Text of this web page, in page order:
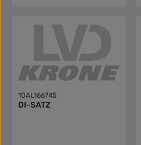
10AL166745
DI-SATZ